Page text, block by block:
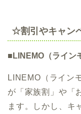
☆割引やキャン
■LINEMO（ライン
LINEMO（ライン
が「家族割」や「
ます。しかし、キ